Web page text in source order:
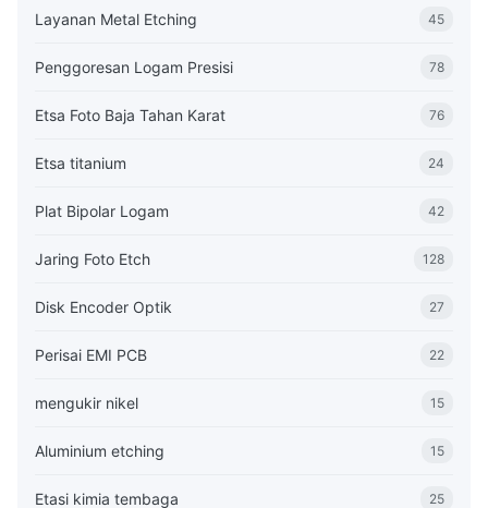
Layanan Metal Etching 45
Penggoresan Logam Presisi 78
Etsa Foto Baja Tahan Karat 76
Etsa titanium 24
Plat Bipolar Logam 42
Jaring Foto Etch 128
Disk Encoder Optik 27
Perisai EMI PCB 22
mengukir nikel 15
Aluminium etching 15
Etasi kimia tembaga 25